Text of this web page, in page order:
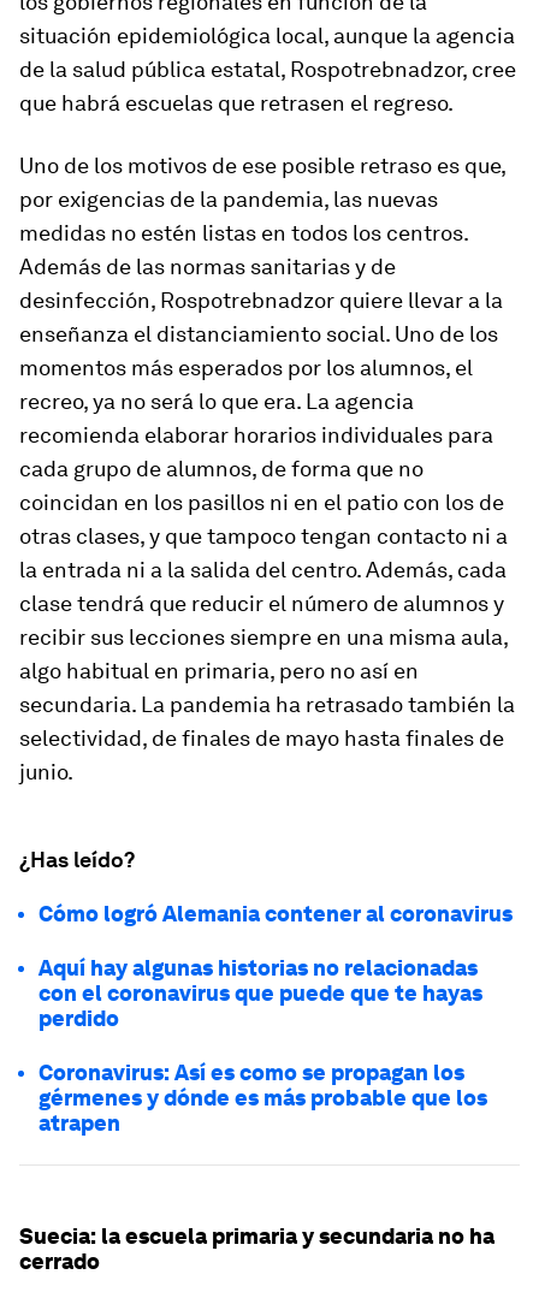
situación epidemiológica local, aunque la agencia
de la salud pública estatal, Rospotrebnadzor, cree
que habrá escuelas que retrasen el regreso.
Uno de los motivos de ese posible retraso es que,
por exigencias de la pandemia, las nuevas
medidas no estén listas en todos los centros.
Además de las normas sanitarias y de
desinfección, Rospotrebnadzor quiere llevar a la
enseñanza el distanciamiento social. Uno de los
momentos más esperados por los alumnos, el
recreo, ya no será lo que era. La agencia
recomienda elaborar horarios individuales para
cada grupo de alumnos, de forma que no
coincidan en los pasillos ni en el patio con los de
otras clases, y que tampoco tengan contacto ni a
la entrada ni a la salida del centro. Además, cada
clase tendrá que reducir el número de alumnos y
recibir sus lecciones siempre en una misma aula,
algo habitual en primaria, pero no así en
secundaria. La pandemia ha retrasado también la
selectividad, de finales de mayo hasta finales de
junio.
¿Has leído?
Cómo logró Alemania contener al coronavirus
Aquí hay algunas historias no relacionadas
con el coronavirus que puede que te hayas
perdido
Coronavirus: Así es como se propagan los
gérmenes y dónde es más probable que los
atrapen
Suecia: la escuela primaria y secundaria no ha
cerrado